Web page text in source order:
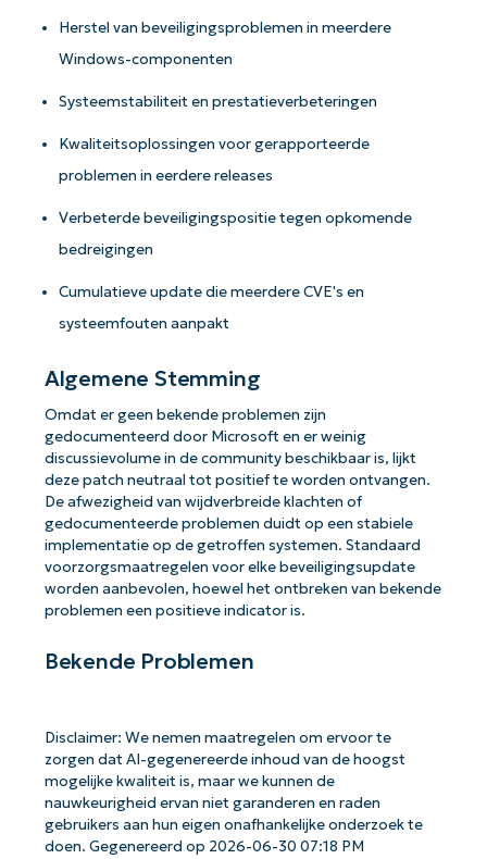
Herstel van beveiligingsproblemen in meerdere
Windows-componenten
Systeemstabiliteit en prestatieverbeteringen
Kwaliteitsoplossingen voor gerapporteerde
problemen in eerdere releases
Verbeterde beveiligingspositie tegen opkomende
bedreigingen
Cumulatieve update die meerdere CVE's en
systeemfouten aanpakt
Algemene Stemming
Omdat er geen bekende problemen zijn
gedocumenteerd door Microsoft en er weinig
discussievolume in de community beschikbaar is, lijkt
deze patch neutraal tot positief te worden ontvangen.
De afwezigheid van wijdverbreide klachten of
gedocumenteerde problemen duidt op een stabiele
implementatie op de getroffen systemen. Standaard
voorzorgsmaatregelen voor elke beveiligingsupdate
worden aanbevolen, hoewel het ontbreken van bekende
problemen een positieve indicator is.
Bekende Problemen
Disclaimer: We nemen maatregelen om ervoor te
zorgen dat AI-gegenereerde inhoud van de hoogst
mogelijke kwaliteit is, maar we kunnen de
nauwkeurigheid ervan niet garanderen en raden
gebruikers aan hun eigen onafhankelijke onderzoek te
doen. Gegenereerd op 2026-06-30 07:18 PM